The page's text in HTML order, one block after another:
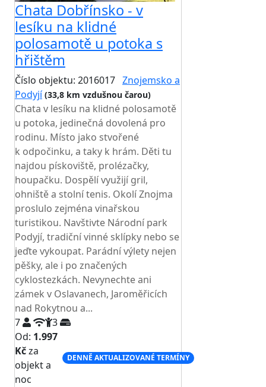
Chata Dobřínsko - v
lesíku na klidné
polosamotě u potoka s
hřištěm
Číslo objektu: 2016017 Znojemsko a
Podyjí (33,8 km vzdušnou čarou)
Chata v lesíku na klidné polosamotě
u potoka, jedinečná dovolená pro
rodinu. Místo jako stvořené
k odpočinku, a taky k hrám. Děti tu
najdou pískoviště, prolézačky,
houpačku. Dospělí využijí gril,
ohniště a stolní tenis. Okolí Znojma
proslulo zejména vinařskou
turistikou. Navštivte Národní park
Podyjí, tradiční vinné sklípky nebo se
jeďte vykoupat. Parádní výlety nejen
pěšky, ale i po značených
cyklostezkách. Nevynechte ani
zámek v Oslavanech, Jaroměřicích
nad Rokytnou a...
7
3
Od: 1.997
Kčza
objekt a
noc
DENNĚ AKTUALIZOVANÉ TERMÍNY